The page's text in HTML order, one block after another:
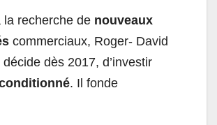
la recherche de nouveaux
commerciaux, Roger- David
dès 2017, d’investir
. Il fonde